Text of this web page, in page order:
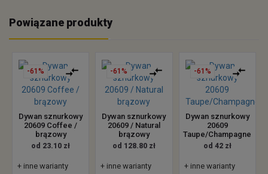
Powiązane produkty
-61%
Dywan sznurkowy
20609 Coffee /
brązowy
od 23.10 zł
+ inne warianty
-61%
Dywan sznurkowy
20609 / Natural
brązowy
od 128.80 zł
+ inne warianty
-61%
Dywan sznurkowy
20609
Taupe/Champagne
od 42 zł
+ inne warianty